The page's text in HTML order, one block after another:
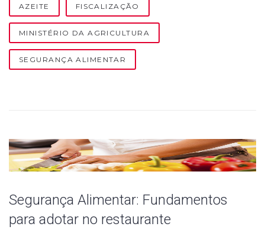
e
n
AZEITE FISCALIZAÇÃO
MINISTÉRIO DA AGRICULTURA
SEGURANÇA ALIMENTAR
Segurança Alimentar: Fundamentos
para adotar no restaurante